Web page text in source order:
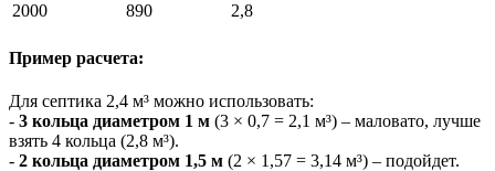
2000
890 2,8
Пример расчета:
Для септика 2,4 м³ можно использовать:
- 3 кольца диаметром 1 м (3 × 0,7 = 2,1 м³) – маловато, лучше
взять 4 кольца (2,8 м³).
- 2 кольца диаметром 1,5 м (2 × 1,57 = 3,14 м³) – подойдет.